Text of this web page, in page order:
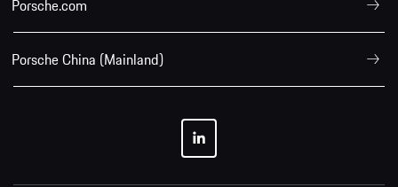
Porsche.com
Porsche China (Mainland)